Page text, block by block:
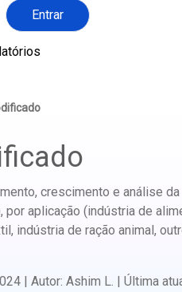
Entrar
crescimento e análise da
por aplicação (indústria de
indústria de ração animal,
| Autor: Ashim L. | Última